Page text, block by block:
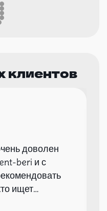
клиентов
доволен
beri и с
ищет